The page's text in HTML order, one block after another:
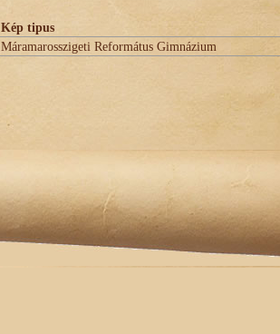
Kép tipus
Máramarosszigeti Református Gimnázium